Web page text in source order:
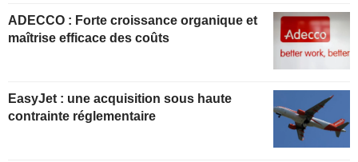
ADECCO : Forte croissance organique et
maîtrise efficace des coûts
EasyJet : une acquisition sous haute
contrainte réglementaire